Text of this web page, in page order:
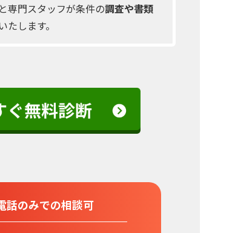
専門スタッフが条件の調査や書類
いたします。
話のみでの相談可